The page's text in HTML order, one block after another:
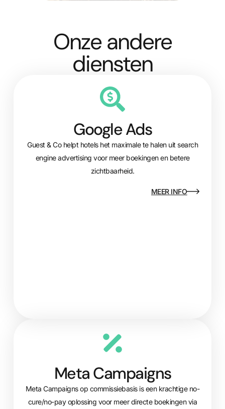
Onze andere
diensten
Google Ads
Guest & Co helpt hotels het maximale te halen uit search
engine advertising voor meer boekingen en betere
zichtbaarheid.
MEER INFO
Meta Campaigns
Meta Campaigns op commissiebasis is een krachtige no-
cure/no-pay oplossing voor meer directe boekingen via